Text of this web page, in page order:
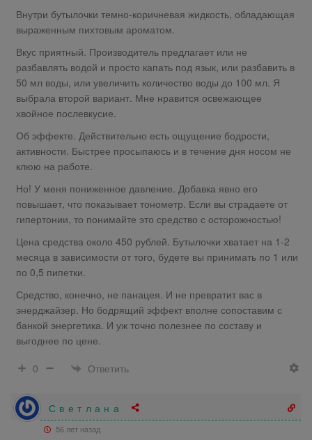
Внутри бутылочки темно-коричневая жидкость, обладающая
выраженным пихтовым ароматом.
Вкус приятный. Производитель предлагает или не
разбавлять водой и просто капать под язык, или разбавить в
50 мл воды, или увеличить количество воды до 100 мл. Я
выбрала второй вариант. Мне нравится освежающее
хвойное послевкусие.
Об эффекте. Действительно есть ощущение бодрости,
активности. Быстрее просыпаюсь и в течение дня носом не
клюю на работе.
Но! У меня пониженное давление. Добавка явно его
повышает, что показывает тонометр. Если вы страдаете от
гипертонии, то понимайте это средство с осторожностью!
Цена средства около 450 рублей. Бутылочки хватает на 1-2
месяца в зависимости от того, будете вы принимать по 1 или
по 0,5 пипетки.
Средство, конечно, не панацея. И не превратит вас в
энерджайзер. Но бодрящий эффект вполне сопоставим с
банкой энергетика. И уж точно полезнее по составу и
выгоднее по цене.
0
Ответить
С в е т л а н а
56 лет назад